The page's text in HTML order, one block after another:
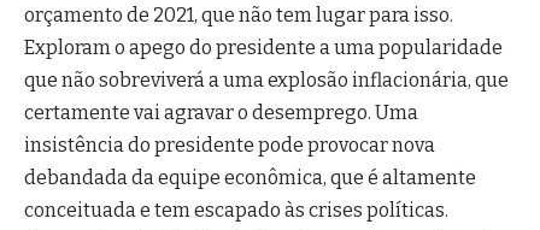
orçamento de 2021, que não tem lugar para isso.
Exploram o apego do presidente a uma popularidade
que não sobreviverá a uma explosão inflacionária, que
certamente vai agravar o desemprego. Uma
insistência do presidente pode provocar nova
debandada da equipe econômica, que é altamente
conceituada e tem escapado às crises políticas.